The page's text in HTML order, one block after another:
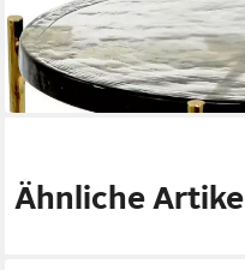
Couchtisch
40 x 50 x 40 cm B/H/T
114,06 €
in 5-6 Werktagen bei dir
Ähnliche Artikel